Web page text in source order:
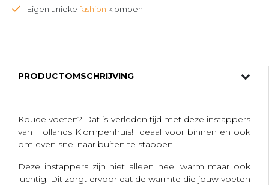
PRODUCTOMSCHRIJVING
Koude voeten? Dat is verleden tijd met deze instappers
van Hollands Klompenhuis! Ideaal voor binnen en ook
om even snel naar buiten te stappen.
Deze instappers zijn niet alleen heel warm maar ook
luchtig. Dit zorgt ervoor dat de warmte die jouw voeten
Eigen unieke fashion klompen